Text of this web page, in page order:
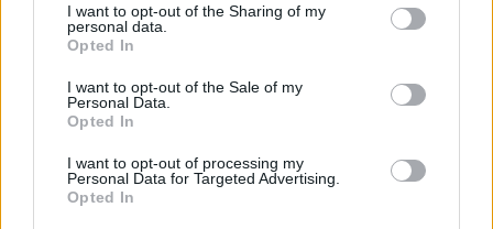
I want to opt-out of the Sharing of my
personal data.
Opted In
I want to opt-out of the Sale of my
Personal Data.
Opted In
I want to opt-out of processing my
Personal Data for Targeted Advertising.
Opted In
Didelių ir saldžių
pomidorų paslaptis: ką
Geltonuoja agurkų lapai: